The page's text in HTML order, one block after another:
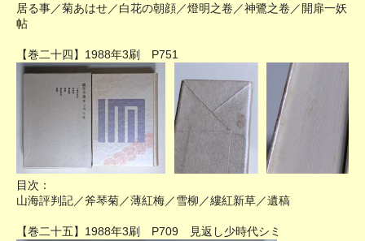
居る事／菊あはせ／白花の朝顔／燈明之卷／神鷺之卷／開扉一妖
帖
【巻二十四】1988年3刷 P751
目次：
山海評判記／斧琴菊／薄紅梅／雪柳／縷紅新草／遺稿
【巻二十五】1988年3刷 P709 見返し少時代シミ